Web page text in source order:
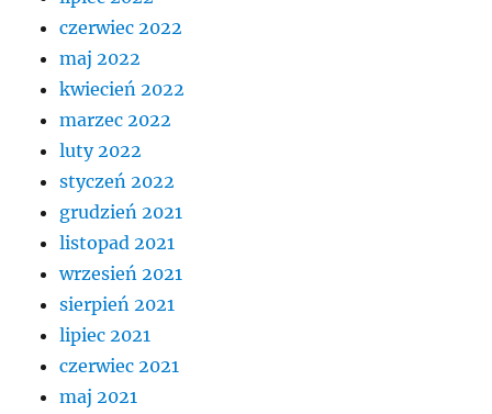
czerwiec 2022
maj 2022
kwiecień 2022
marzec 2022
luty 2022
styczeń 2022
grudzień 2021
listopad 2021
wrzesień 2021
sierpień 2021
lipiec 2021
czerwiec 2021
maj 2021